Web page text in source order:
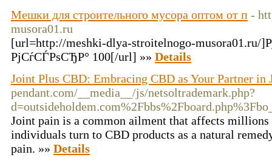
Мешки для строительного мусора оптом от п -
musora01.ru
[url=http://meshki-dlya-stroitelnogo-musora01.ru/
РјСѓСЃРѕСЂР° 100[/url] »» Details
Joint Plus CBD: Embracing CBD as Your Partner in
pendant.com/__media__/js/netsoltrademark.php?
Joint pain is a common ailment that affects
individuals turn to CBD products as a natural
pain. »» Details